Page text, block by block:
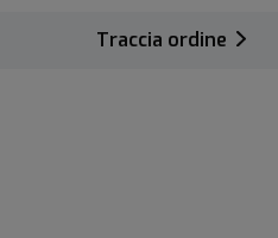
Traccia ordine